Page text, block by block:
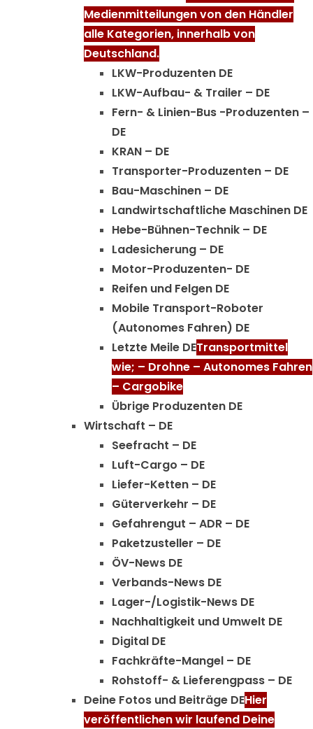
Medienmitteilungen von den Händler
alle Kategorien, innerhalb von
Deutschland.
LKW-Produzenten DE
LKW-Aufbau- & Trailer – DE
Fern- & Linien-Bus -Produzenten –
DE
KRAN – DE
Transporter-Produzenten – DE
Bau-Maschinen – DE
Landwirtschaftliche Maschinen DE
Hebe-Bühnen-Technik – DE
Ladesicherung – DE
Motor-Produzenten- DE
Reifen und Felgen DE
Mobile Transport-Roboter
(Autonomes Fahren) DE
Letzte Meile DETransportmittel
wie; – Drohne – Autonomes Fahren
– Cargobike
Übrige Produzenten DE
Wirtschaft – DE
Seefracht – DE
Luft-Cargo – DE
Liefer-Ketten – DE
Güterverkehr – DE
Gefahrengut – ADR – DE
Paketzusteller – DE
ÖV-News DE
Verbands-News DE
Lager-/Logistik-News DE
Nachhaltigkeit und Umwelt DE
Digital DE
Fachkräfte-Mangel – DE
Rohstoff- & Lieferengpass – DE
Deine Fotos und Beiträge DEHier
veröffentlichen wir laufend Deine